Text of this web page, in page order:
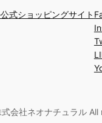
式ショッピングサイト
会社ネオナチュラル All